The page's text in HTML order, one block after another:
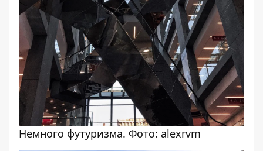
Немного футуризма. Фото: alexrvm